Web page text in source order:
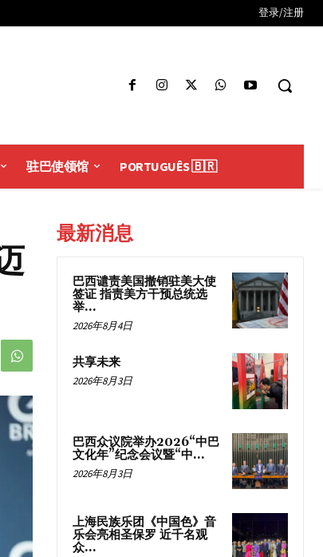
登录/注册
驻巴使领馆 PORTUGUÊS 🇧🇷
最新消息
巴西谴责美国撤销驻美大使
签证 指责美方干预总统选
举...
2026年8月4日
共享未来
2026年8月3日
巴西众议院举办2026“中巴
文化年”纪念会议暨“中...
2026年8月3日
上海民族乐团《中国色》音
乐会亮相圣保罗 近千名观
众...